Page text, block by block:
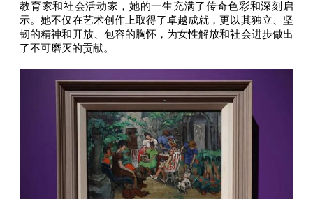
教育家和社会活动家，她的一生充满了传奇色彩和深刻启
示。她不仅在艺术创作上取得了卓越成就，更以其独立、坚
韧的精神和开放、包容的胸怀，为女性解放和社会进步做出
了不可磨灭的贡献。